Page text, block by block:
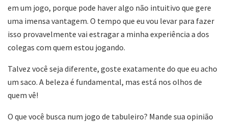
em um jogo, porque pode haver algo não intuitivo que gere
uma imensa vantagem. O tempo que eu vou levar para fazer
isso provavelmente vai estragar a minha experiência a dos
colegas com quem estou jogando.
Talvez você seja diferente, goste exatamente do que eu acho
um saco. A beleza é fundamental, mas está nos olhos de
quem vê!
O que você busca num jogo de tabuleiro? Mande sua opinião